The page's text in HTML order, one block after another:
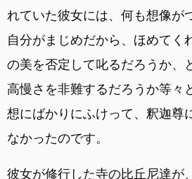
れていた彼女には、何も想像が
自分がまじめだから、ほめてく
の美を否定して叱るだろうか、
高慢さを非難するだろうか等々
想にばかりにふけって、釈迦尊
なかったのです。
彼女が修行した寺の比丘尼達が